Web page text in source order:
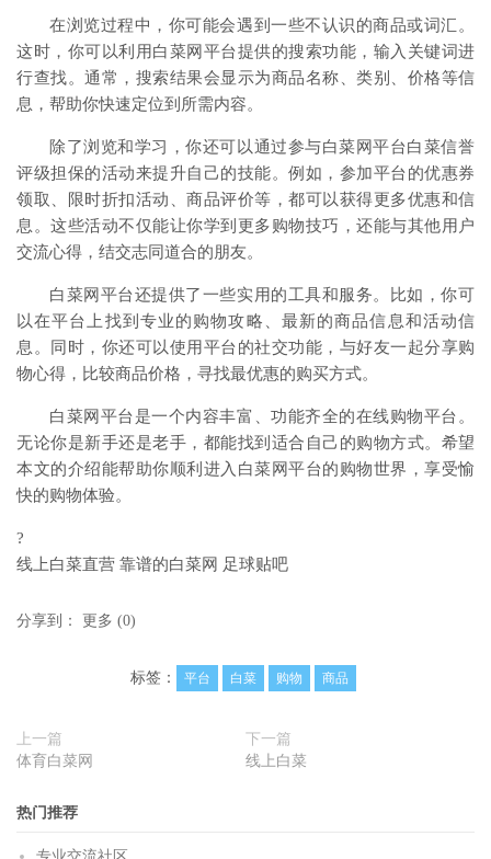
在浏览过程中，你可能会遇到一些不认识的商品或词汇。
这时，你可以利用白菜网平台提供的搜索功能，输入关键词进
行查找。通常，搜索结果会显示为商品名称、类别、价格等信
息，帮助你快速定位到所需内容。
除了浏览和学习，你还可以通过参与白菜网平台白菜信誉
评级担保的活动来提升自己的技能。例如，参加平台的优惠券
领取、限时折扣活动、商品评价等，都可以获得更多优惠和信
息。这些活动不仅能让你学到更多购物技巧，还能与其他用户
交流心得，结交志同道合的朋友。
白菜网平台还提供了一些实用的工具和服务。比如，你可
以在平台上找到专业的购物攻略、最新的商品信息和活动信
息。同时，你还可以使用平台的社交功能，与好友一起分享购
物心得，比较商品价格，寻找最优惠的购买方式。
白菜网平台是一个内容丰富、功能齐全的在线购物平台。
无论你是新手还是老手，都能找到适合自己的购物方式。希望
本文的介绍能帮助你顺利进入白菜网平台的购物世界，享受愉
快的购物体验。
?
线上白菜直营 靠谱的白菜网 足球贴吧
分享到： 更多 (0)
标签： 平台 白菜 购物 商品
上一篇
体育白菜网
下一篇
线上白菜
热门推荐